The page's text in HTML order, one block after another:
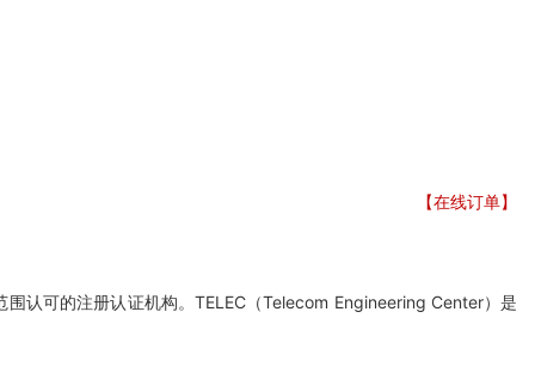
【在线订单】
认可的注册认证机构。TELEC（Telecom Engineering Center）是